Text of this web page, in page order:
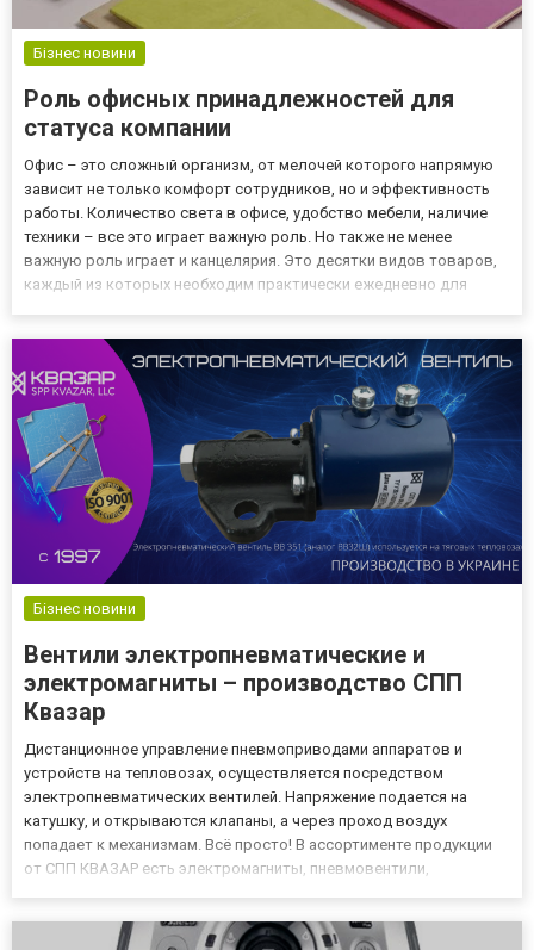
Бізнес новини
Роль офисных принадлежностей для
статуса компании
Офис – это сложный организм, от мелочей которого напрямую
зависит не только комфорт сотрудников, но и эффективность
работы. Количество света в офисе, удобство мебели, наличие
техники – все это играет важную роль. Но также не менее
важную роль играет и канцелярия. Это десятки видов товаров,
каждый из которых необходим практически ежедневно для
несколько основных...
Бізнес новини
Вентили электропневматические и
электромагниты – производство СПП
Квазар
Дистанционное управление пневмоприводами аппаратов и
устройств на тепловозах, осуществляется посредством
электропневматических вентилей. Напряжение подается на
катушку, и открываются клапаны, а через проход воздух
попадает к механизмам. Всё просто! В ассортименте продукции
от СПП КВАЗАР есть электромагниты, пневмовентили,
kvazar.com.ua: https://kvazar.com.ua/...